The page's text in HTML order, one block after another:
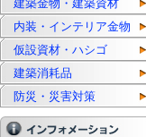
建築金物・建築資材
内装・インテリア金物
仮設資材・ハシゴ
建築消耗品
防災・災害対策